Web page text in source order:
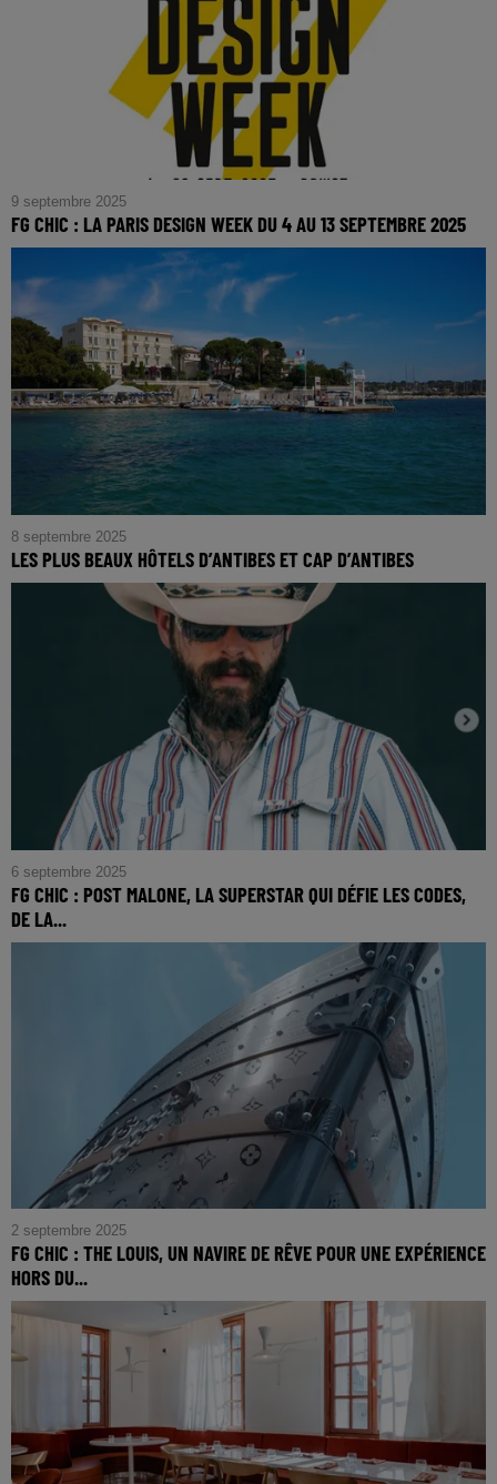
9 septembre 2025
FG CHIC : LA PARIS DESIGN WEEK DU 4 AU 13 SEPTEMBRE 2025
FG CHIC : la Paris Design Week du 4 au 13 septembre
2025
8 septembre 2025
LES PLUS BEAUX HÔTELS D’ANTIBES ET CAP D’ANTIBES
6 septembre 2025
FG CHIC : POST MALONE, LA SUPERSTAR QUI DÉFIE LES CODES,
DE LA...
2 septembre 2025
FG CHIC : THE LOUIS, UN NAVIRE DE RÊVE POUR UNE EXPÉRIENCE
HORS DU...
FG CHIC : The Louis, Un navire de rêve pour une
expérience hors du commun à Shanghai